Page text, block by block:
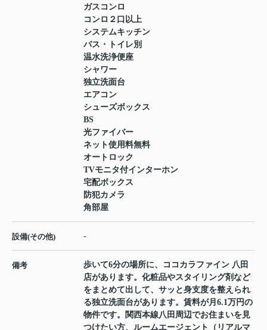
ガスコンロ
コンロ２口以上
システムキッチン
バス・トイレ別
温水洗浄便座
シャワー
独立洗面台
エアコン
シューズボックス
BS
光ファイバー
ネット使用料無料
オートロック
TVモニタ付インターホン
宅配ボックス
防犯カメラ
角部屋
設備(その他) -
備考
歩いて6分の場所に、ココカラファイン 八田
店があります。化粧品やスタイリング剤など
をまとめて出して、サッと身支度を整えられ
る独立洗面台があります。賃料が月6.1万円の
物件です。関西本線八田周辺でお住まいを見
つけたい方、ルームエージェント（リアルマ